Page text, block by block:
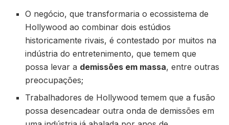
O negócio, que transformaria o ecossistema de
Hollywood ao combinar dois estúdios
historicamente rivais, é contestado por muitos na
indústria do entretenimento, que temem que
possa levar a demissões em massa, entre outras
preocupações;
Trabalhadores de Hollywood temem que a fusão
possa desencadear outra onda de demissões em